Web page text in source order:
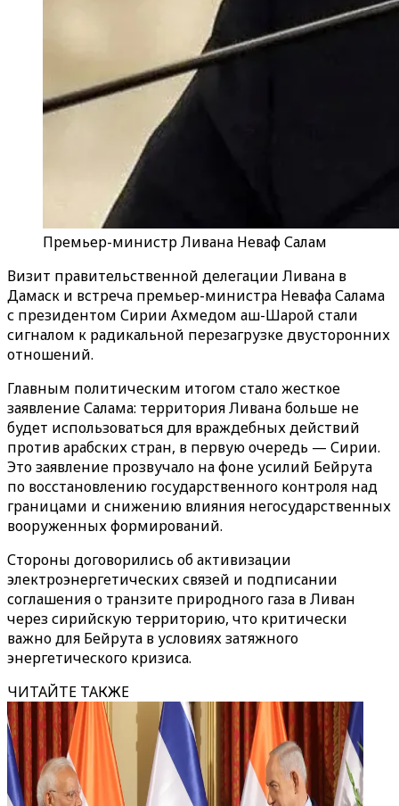
Премьер-министр Ливана Неваф Салам
Визит правительственной делегации Ливана в
Дамаск и встреча премьер-министра Невафа Салама
с президентом Сирии Ахмедом аш-Шарой стали
сигналом к радикальной перезагрузке двусторонних
отношений.
Главным политическим итогом стало жесткое
заявление Салама: территория Ливана больше не
будет использоваться для враждебных действий
против арабских стран, в первую очередь — Сирии.
Это заявление прозвучало на фоне усилий Бейрута
по восстановлению государственного контроля над
границами и снижению влияния негосударственных
вооруженных формирований.
Стороны договорились об активизации
электроэнергетических связей и подписании
соглашения о транзите природного газа в Ливан
через сирийскую территорию, что критически
важно для Бейрута в условиях затяжного
энергетического кризиса.
ЧИТАЙТЕ ТАКЖЕ